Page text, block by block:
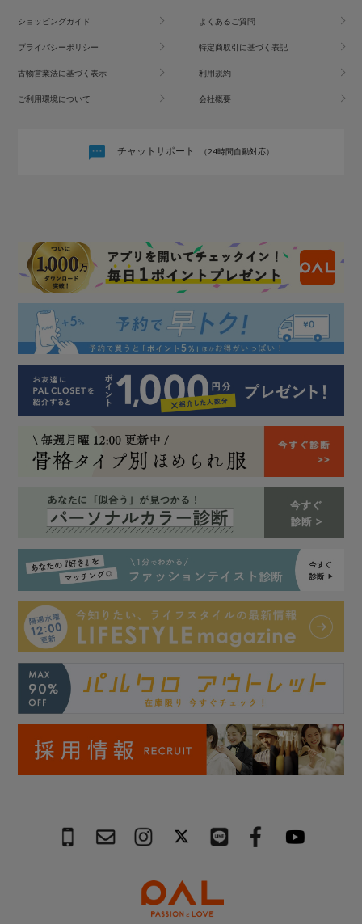
ショッピングガイド よくあるご質問
プライバシーポリシー 特定商取引に基づく表記
古物営業法に基づく表示 利用規約
ご利用環境について 会社概要
チャットサポート （24時間自動対応）